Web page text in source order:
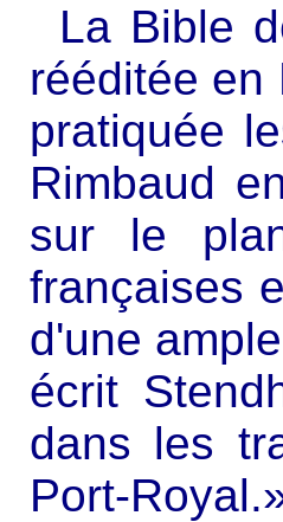
La Bible
rééditée en
pratiquée
Rimbaud
sur le
françaises
d'une
écrit
dans les
Port-